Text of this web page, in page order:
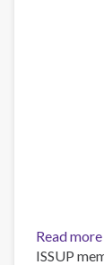
Read more
ISSUP